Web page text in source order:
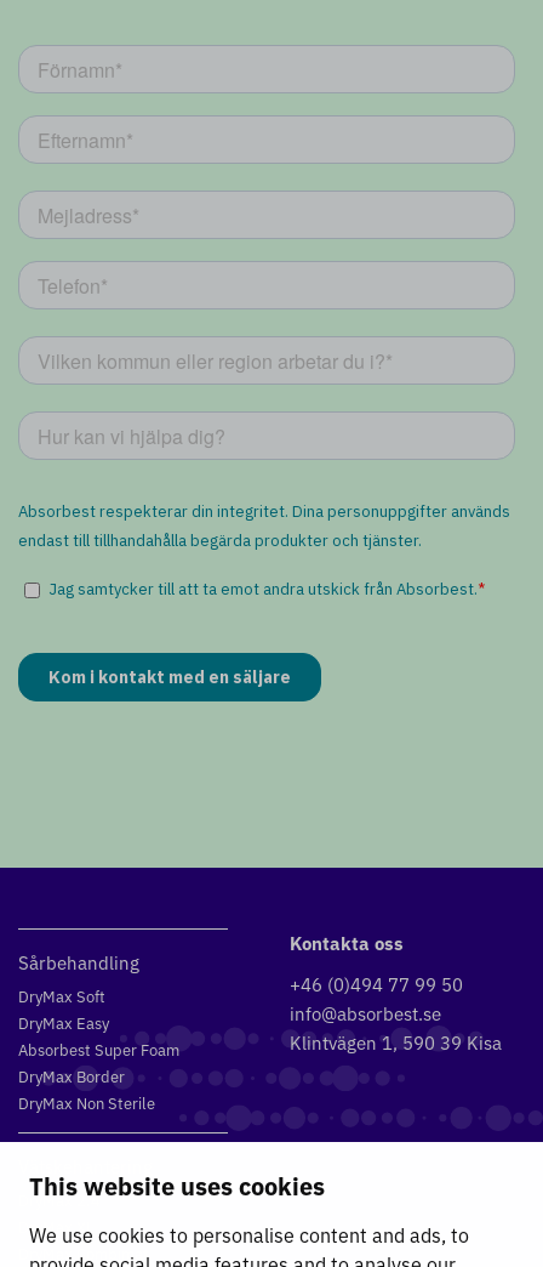
This website uses cookies
We use cookies to personalise content and ads, to
Sårbehandling
DryMax Soft
DryMax Easy
Absorbest Super Foam
DryMax Border
DryMax Non Sterile
DryMax 2.4
DryMax XL
DryMax Combimat
Kontakta oss
+46 (0)494 77 99 50
info@absorbest.se
Klintvägen 1, 590 39 Kisa